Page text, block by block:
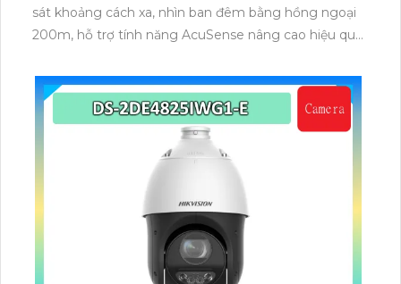
sát khoảng cách xa, nhìn ban đêm bằng hồng ngoại
200m, hỗ trợ tính năng AcuSense nâng cao hiệu quả
nghệ Self-learning